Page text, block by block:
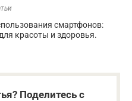
смартфонов:
красоты и здоровья.
Поделитесь с